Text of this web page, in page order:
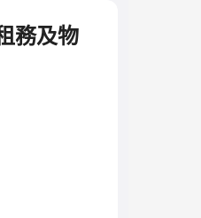
務及物